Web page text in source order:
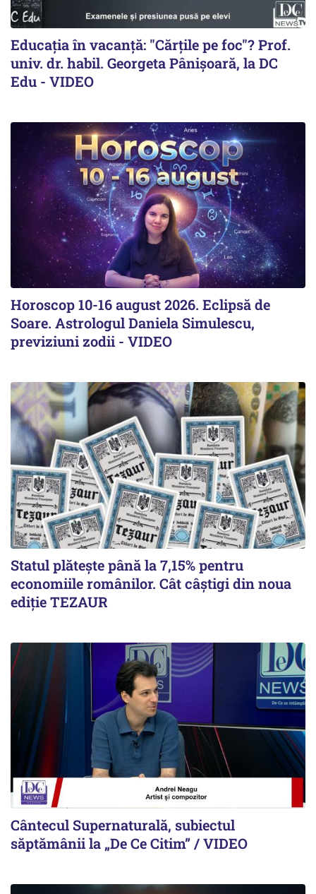
Educația în vacanță: "Cărțile pe foc"? Prof.
univ. dr. habil. Georgeta Pânișoară, la DC
Edu - VIDEO
Horoscop 10-16 august 2026. Eclipsă de
Soare. Astrologul Daniela Simulescu,
previziuni zodii - VIDEO
Statul plătește până la 7,15% pentru
economiile românilor. Cât câștigi din noua
ediție TEZAUR
Cântecul Supernaturală, subiectul
săptămânii la „De Ce Citim” / VIDEO